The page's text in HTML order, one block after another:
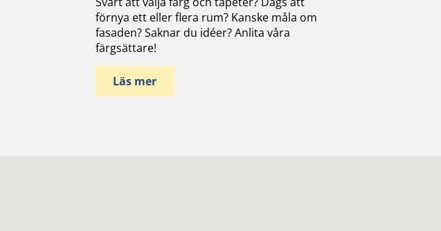
förnya ett eller flera rum? Kanske måla om
fasaden? Saknar du idéer? Anlita våra
färgsättare!
Läs mer